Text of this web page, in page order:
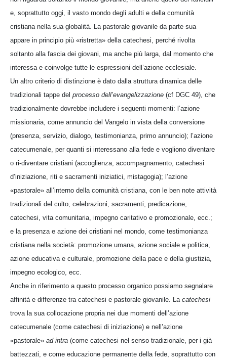
e, soprattutto oggi, il vasto mondo degli adulti e della comunità
cristiana nella sua globalità. La pastorale giovanile da parte sua
appare in principio più «ristretta» della catechesi, perché rivolta
soltanto alla fascia dei giovani, ma anche più larga, dal momento che
interessa e coinvolge tutte le espressioni dell’azione ecclesiale.
Un altro criterio di distinzione è dato dalla struttura dinamica delle
tradizionali tappe del processo dell’evangelizzazione (cf DGC 49), che
tradizionalmente dovrebbe includere i seguenti momenti: l’azione
missionaria, come annuncio del Vangelo in vista della conversione
(presenza, servizio, dialogo, testimonianza, primo annuncio); l’azione
catecumenale, per quanti si interessano alla fede e vogliono diventare
o ri-diventare cristiani (accoglienza, accompagnamento, catechesi
d’iniziazione, riti e sacramenti iniziatici, mistagogia); l’azione
«pastorale» all’interno della comunità cristiana, con le ben note attività
tradizionali del culto, celebrazioni, sacramenti, predicazione,
catechesi, vita comunitaria, impegno caritativo e promozionale, ecc.;
e la presenza e azione dei cristiani nel mondo, come testimonianza
cristiana nella società: promozione umana, azione sociale e politica,
azione educativa e culturale, promozione della pace e della giustizia,
impegno ecologico, ecc.
Anche in riferimento a questo processo organico possiamo segnalare
affinità e differenze tra catechesi e pastorale giovanile. La catechesi
trova la sua collocazione propria nei due momenti dell’azione
catecumenale (come catechesi di iniziazione) e nell’azione
«pastorale» ad intra (come catechesi nel senso tradizionale, per i già
battezzati, e come educazione permanente della fede, soprattutto con